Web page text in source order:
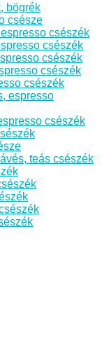
bögrék
csésze
csészék
csészék
csészék
csészék
csészék
espresso
csészék
teás csészék